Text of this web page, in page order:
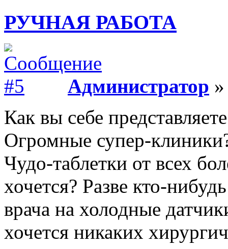
РУЧНАЯ РАБОТА
Администратор
Как вы себе
Огромные супер-
Чудо-таблетки от всех
хочется? Разве кто-
врача на холодные
хочется никаких